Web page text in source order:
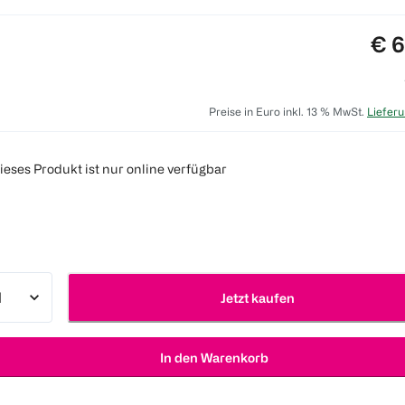
€
Preise in Euro inkl. 13 % MwSt.
Produkt ist nur online verfügbar
Jetzt kaufen
In den Warenkorb